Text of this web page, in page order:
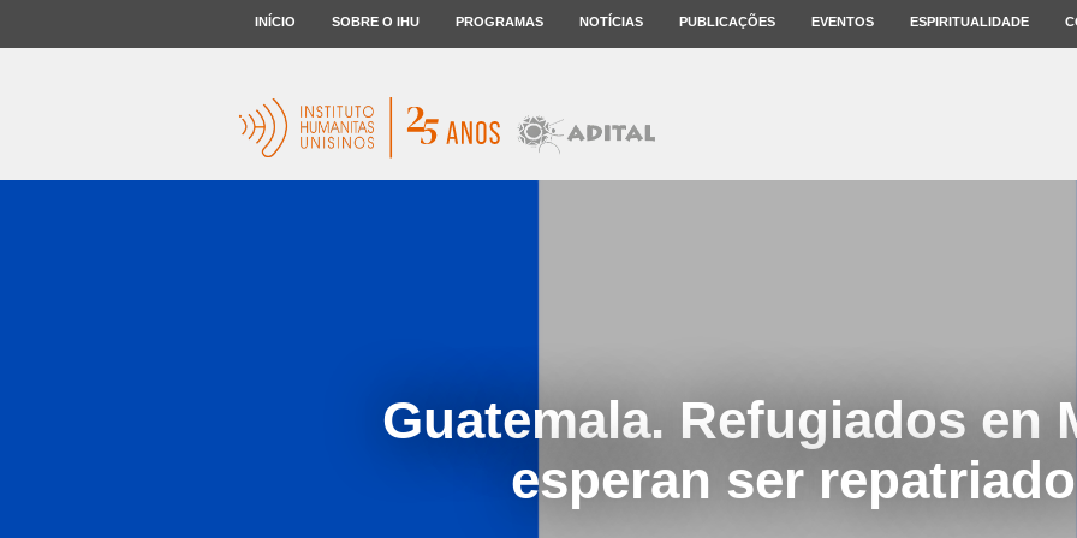
INÍCIO SOBRE O IHU PROGRAMAS NOTÍCIAS PUBLICAÇÕES EVENTOS ESPIRITUALIDADE
Guatemala. Refugiados en
esperan ser